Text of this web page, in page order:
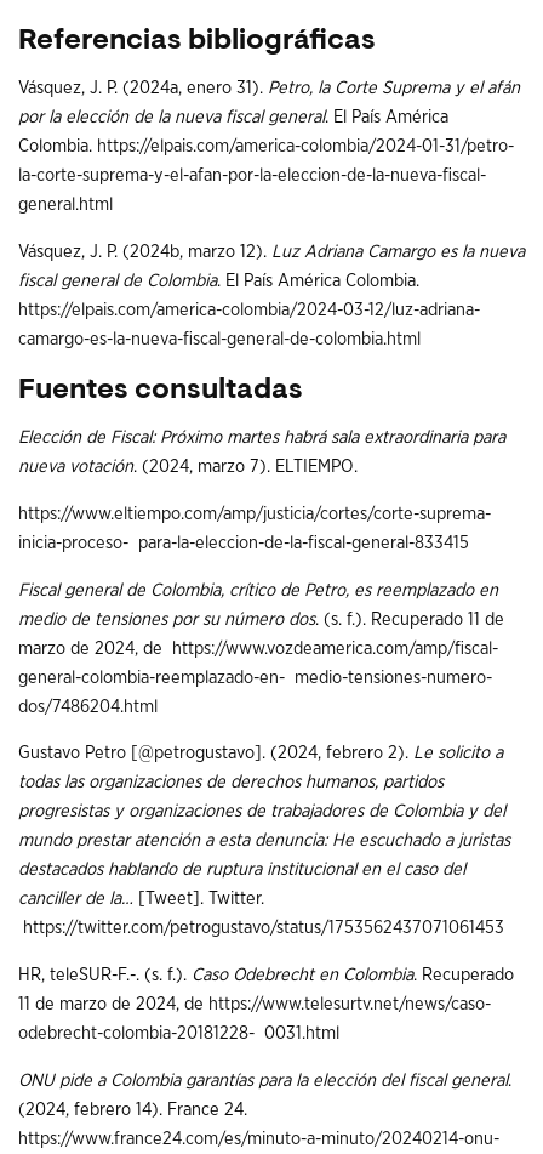
Referencias bibliográficas
Vásquez, J. P. (2024a, enero 31). Petro, la Corte Suprema y el afán
por la elección de la nueva fiscal general. El País América
Colombia. https://elpais.com/america-colombia/2024-01-31/petro-
la-corte-suprema-y-el-afan-por-la-eleccion-de-la-nueva-fiscal-
general.html
Vásquez, J. P. (2024b, marzo 12). Luz Adriana Camargo es la nueva
fiscal general de Colombia. El País América Colombia.
https://elpais.com/america-colombia/2024-03-12/luz-adriana-
camargo-es-la-nueva-fiscal-general-de-colombia.html
Fuentes consultadas
Elección de Fiscal: Próximo martes habrá sala extraordinaria para
nueva votación. (2024, marzo 7). ELTIEMPO.
https://www.eltiempo.com/amp/justicia/cortes/corte-suprema-
inicia-proceso- para-la-eleccion-de-la-fiscal-general-833415
Fiscalgeneral de Colombia, crítico de Petro, es reemplazado en
medio de tensiones por su número dos. (s. f.). Recuperado 11 de
marzo de 2024, de https://www.vozdeamerica.com/amp/fiscal-
general-colombia-reemplazado-en- medio-tensiones-numero-
dos/7486204.html
Gustavo Petro [@petrogustavo]. (2024, febrero 2). Le solicito a
todas las organizaciones de derechos humanos, partidos
progresistas y organizaciones de trabajadores de Colombia y del
mundo prestar atención a esta denuncia: He escuchado a juristas
destacados hablando de ruptura institucional en el caso del
canciller de la…
[Tweet]. Twitter.
https://twitter.com/petrogustavo/status/1753562437071061453
HR, teleSUR-F.-. (s. f.). Caso Odebrecht en Colombia. Recuperado
11 de marzo de 2024, de https://www.telesurtv.net/news/caso-
odebrecht-colombia-20181228- 0031.html
ONU pide a Colombia garantías para la elección del fiscal general.
(2024, febrero 14). France 24.
https://www.france24.com/es/minuto-a-minuto/20240214-onu-